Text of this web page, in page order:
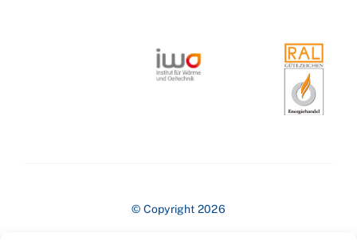
© Copyright 2026